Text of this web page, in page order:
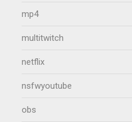
mp4
multitwitch
netflix
nsfwyoutube
obs